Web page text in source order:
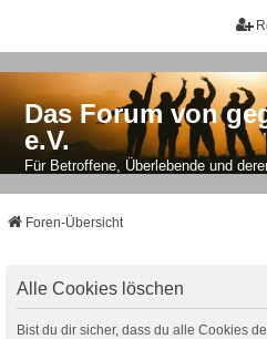
Das Forum von
e.V.
Für Betroffene, Überlebende und
Foren-Übersicht
Alle Cookies löschen
Bist du dir sicher, dass du alle Cookies